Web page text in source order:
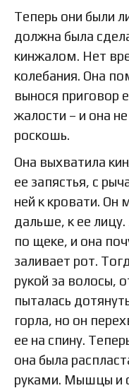
Теперь они были
должна была
кинжалом. Нет
колебания. Она
вынося приговор
жалости – и она
роскошь.
Она выхватила
ее запястья, с
ней к кровати. Он
дальше, к ее
по щеке, и она
заливает рот.
рукой за волосы,
пыталась
горла, но он
ее на спину.
она была
руками. Мышцы и